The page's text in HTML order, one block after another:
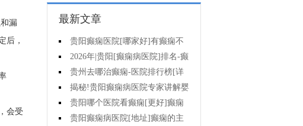
漏
后，
会受
最新文章
贵阳癫痫医院[哪家好]有癫痫不
能吃什么?
2026年|贵阳[癫痫病医院]排名-癫
痫病人检查对身体有影响吗?
贵州去哪治癫痫-医院排行榜[详
细排名]癫痫会导致病人精神失常
吗?
揭秘!贵阳癫痫病医院专家讲解婴
儿为什么会得癫痫呢
贵阳哪个医院看癫痫[更好]癫痫
发作有什么症状表现?
贵阳癫痫病医院[地址]癫痫的主